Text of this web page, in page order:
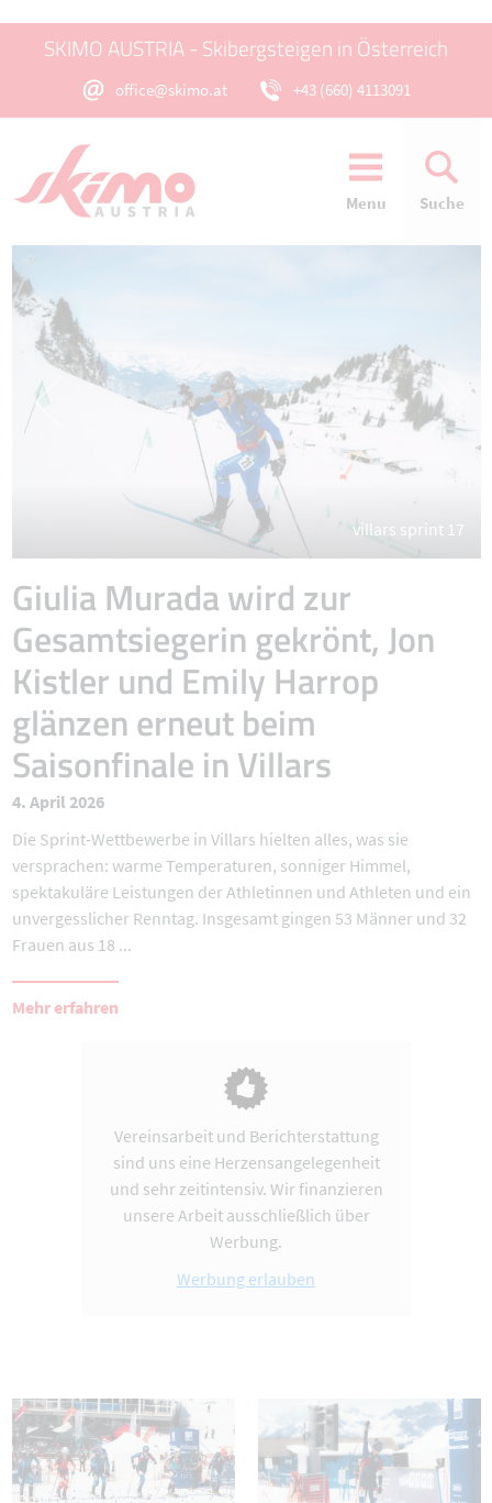
SKIMO AUSTRIA - Skibergsteigen in Österreich
office@skimo.at +43 (660) 4113091
Menu Suche
villars sprint 17
Giulia Murada wird zur
Gesamtsiegerin gekrönt, Jon
Kistler und Emily Harrop
glänzen erneut beim
Saisonfinale in Villars
4. April 2026
Die Sprint-Wettbewerbe in Villars hielten alles, was sie
versprachen: warme Temperaturen, sonniger Himmel,
spektakuläre Leistungen der Athletinnen und Athleten und ein
unvergesslicher Renntag. Insgesamt gingen 53 Männer und 32
Frauen aus 18 ...
Mehr erfahren
Vereinsarbeit und Berichterstattung
sind uns eine Herzensangelegenheit
und sehr zeitintensiv. Wir finanzieren
unsere Arbeit ausschließlich über
Werbung.
Werbung erlauben